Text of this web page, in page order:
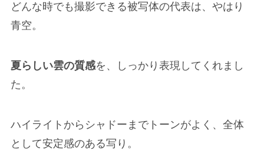
どんな時でも撮影できる被写体の代表は、やはり
青空。
夏らしい雲の質感を、しっかり表現してくれまし
た。
ハイライトからシャドーまでトーンがよく、全体
として安定感のある写り。